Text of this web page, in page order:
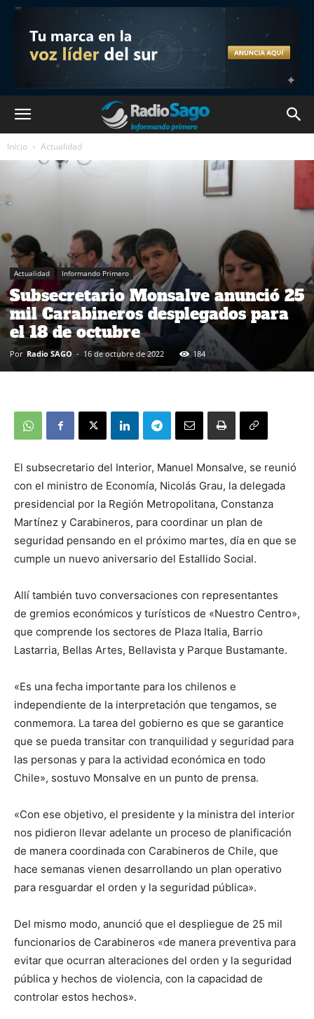
Inicio Actualidad
Actualidad Informando Primero
Subsecretario Monsalve anunció 25
mil Carabineros desplegados para
el 18 de octubre
Por Radio SAGO - 16 de octubre de 2022 184
El subsecretario del Interior, Manuel Monsalve, se reunió
con el ministro de Economía, Nicolás Grau, la delegada
presidencial por la Región Metropolitana, Constanza
Martínez y Carabineros, para coordinar un plan de
seguridad pensando en el próximo martes, día en que se
cumple un nuevo aniversario del Estallido Social.
Allí también tuvo conversaciones con representantes
de gremios económicos y turísticos de «Nuestro Centro»,
que comprende los sectores de Plaza Italia, Barrio
Lastarria, Bellas Artes, Bellavista y Parque Bustamante.
«Es una fecha importante para los chilenos e
independiente de la interpretación que tengamos, se
conmemora. La tarea del gobierno es que se garantice
que se pueda transitar con tranquilidad y seguridad para
las personas y para la actividad económica en todo
Chile», sostuvo Monsalve en un punto de prensa.
«Con ese objetivo, el presidente y la ministra del interior
nos pidieron llevar adelante un proceso de planificación
de manera coordinada con Carabineros de Chile, que
hace semanas vienen desarrollando un plan operativo
para resguardar el orden y la seguridad pública».
Del mismo modo, anunció que el despliegue de 25 mil
funcionarios de Carabineros «de manera preventiva para
evitar que ocurran alteraciones del orden y la seguridad
pública y hechos de violencia, con la capacidad de
controlar estos hechos».